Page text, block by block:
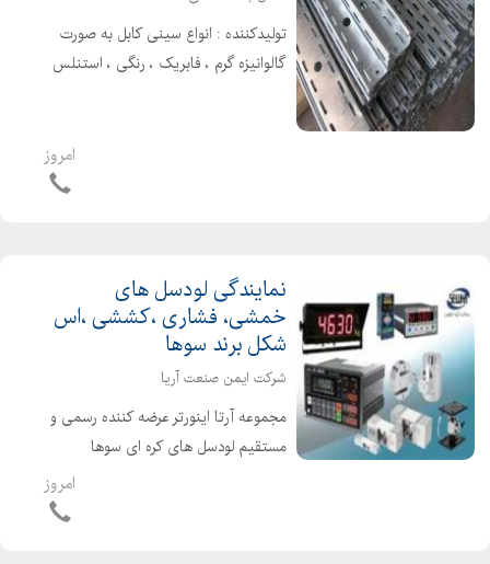
تولیدکننده : انواع سینی کابل به صورت
گالوانیزه گرم ، فابریک ، رنگی ، استنلس
ارسال به سراسر تهران و شهرستان ها :امروز
نمایندگی لودسل های
خمشی، فشاری ،کششی ،اس
شکل برند سوها
شرکت ایمن صنعت آریا
مجموعه آرتا اینورتر عرضه کننده رسمی و
مستقیم لودسل های کره ای سوها
SEWHA انوع لودسل با وزن های مختلف
برای کاربردهای متفاون ( کششی فشاری -
امروز